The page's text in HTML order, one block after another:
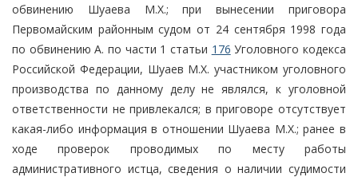
обвинению Шуаева М.Х.; при вынесении приговора
Первомайским районным судом от 24 сентября 1998 года
по обвинению А. по части 1 статьи 176 Уголовного кодекса
Российской Федерации, Шуаев М.Х. участником уголовного
производства по данному делу не являлся, к уголовной
ответственности не привлекался; в приговоре отсутствует
какая-либо информация в отношении Шуаева М.Х.; ранее в
ходе проверок проводимых по месту работы
административного истца, сведения о наличии судимости